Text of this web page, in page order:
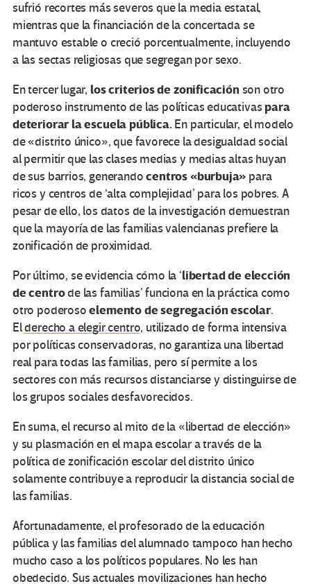
sufrió recortes más severos que la media estatal,
mientras que la financiación de la concertada se
mantuvo estable o creció porcentualmente, incluyendo
a las sectas religiosas que segregan por sexo.
En tercer lugar, los criterios de zonificación son otro
poderoso instrumento de las políticas educativas para
deteriorar la escuela pública. En particular, el modelo
de «distrito único», que favorece la desigualdad social
al permitir que las clases medias y medias altas huyan
de sus barrios, generandocentros «burbuja» para
ricos y centros de ‘alta complejidad’ para los pobres. A
pesar de ello, los datos de la investigación demuestran
que la mayoría de las familias valencianas prefiere la
zonificación de proximidad.
Por último, se evidencia cómo la ‘libertad de elección
de centrode las familias’ funciona en la práctica como
otro poderosoelemento de segregación escolar.
Elderecho a elegir centro, utilizado de forma intensiva
por políticas conservadoras, no garantiza una libertad
real para todas las familias, pero sí permite a los
sectores con más recursos distanciarse y distinguirse de
los grupos sociales desfavorecidos.
En suma, el recurso al mito de la «libertad de elección»
y su plasmación en el mapa escolar a través de la
política de zonificación escolar del distrito único
solamente contribuye a reproducir la distancia social de
las familias.
Afortunadamente, el profesorado de la educación
pública y las familias del alumnado tampoco han hecho
mucho caso a los políticos populares. No les han
obedecido. Sus actuales movilizaciones han hecho